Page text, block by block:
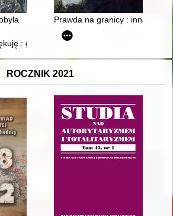
Prawda na granicy : inna
: gmina Pogorzela
ROCZNIK 2021